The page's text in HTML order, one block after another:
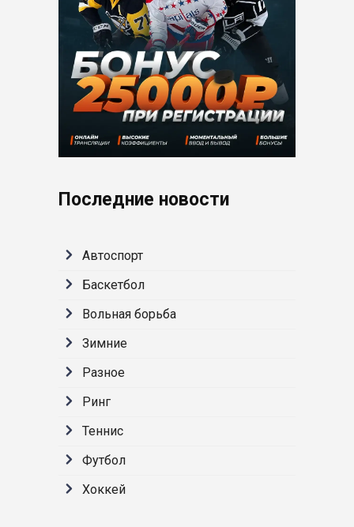
Последние новости
Автоспорт
Баскетбол
Вольная борьба
Зимние
Разное
Ринг
Теннис
Футбол
Хоккей